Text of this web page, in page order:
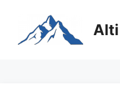
contenu